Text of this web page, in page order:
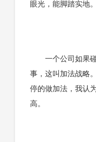
眼光，能脚踏实地。
一个公司如果
事，这叫加法战略
停的做加法，我认
高。